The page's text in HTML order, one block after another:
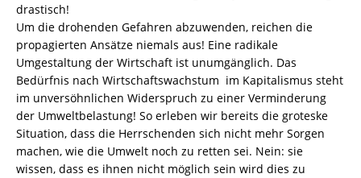
drastisch!
Um die drohenden Gefahren abzuwenden, reichen die
propagierten Ansätze niemals aus! Eine radikale
Umgestaltung der Wirtschaft ist unumgänglich. Das
Bedürfnis nach Wirtschaftswachstum im Kapitalismus steht
im unversöhnlichen Widerspruch zu einer Verminderung
der Umweltbelastung! So erleben wir bereits die groteske
Situation, dass die Herrschenden sich nicht mehr Sorgen
machen, wie die Umwelt noch zu retten sei. Nein: sie
wissen, dass es ihnen nicht möglich sein wird dies zu